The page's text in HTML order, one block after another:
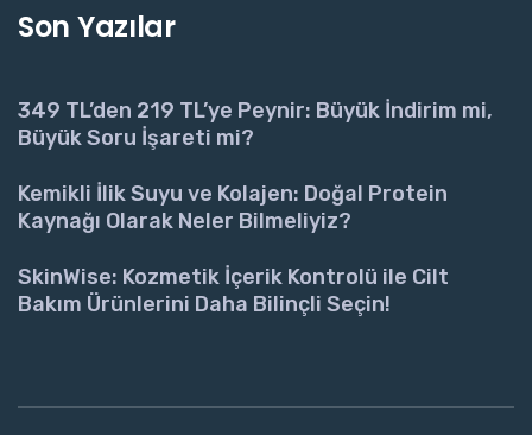
Son Yazılar
349 TL’den 219 TL’ye Peynir: Büyük İndirim mi,
Büyük Soru İşareti mi?
Kemikli İlik Suyu ve Kolajen: Doğal Protein
Kaynağı Olarak Neler Bilmeliyiz?
SkinWise: Kozmetik İçerik Kontrolü ile Cilt
Bakım Ürünlerini Daha Bilinçli Seçin!